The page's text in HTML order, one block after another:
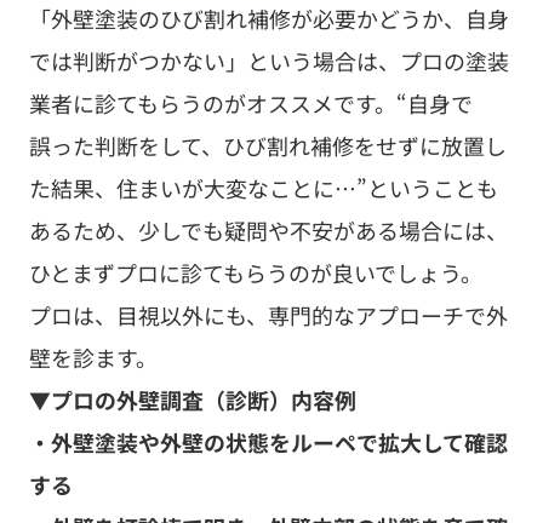
「外壁塗装のひび割れ補修が必要かどうか、自身
では判断がつかない」という場合は、プロの塗装
業者に診てもらうのがオススメです。“自身で
誤った判断をして、ひび割れ補修をせずに放置し
た結果、住まいが大変なことに…”ということも
あるため、少しでも疑問や不安がある場合には、
ひとまずプロに診てもらうのが良いでしょう。
プロは、目視以外にも、専門的なアプローチで外
壁を診ます。
▼プロの外壁調査（診断）内容例
・外壁塗装や外壁の状態をルーペで拡大して確認
する